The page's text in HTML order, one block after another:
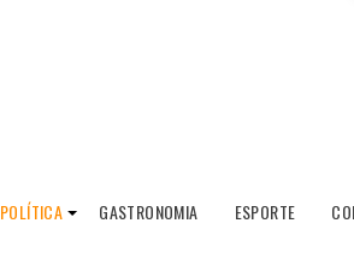
POLÍTICA GASTRONOMIA ESPORTE